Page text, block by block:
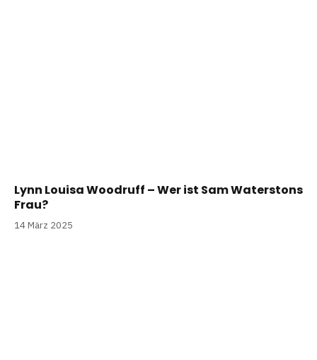
Lynn Louisa Woodruff – Wer ist Sam Waterstons
Frau?
14 März 2025